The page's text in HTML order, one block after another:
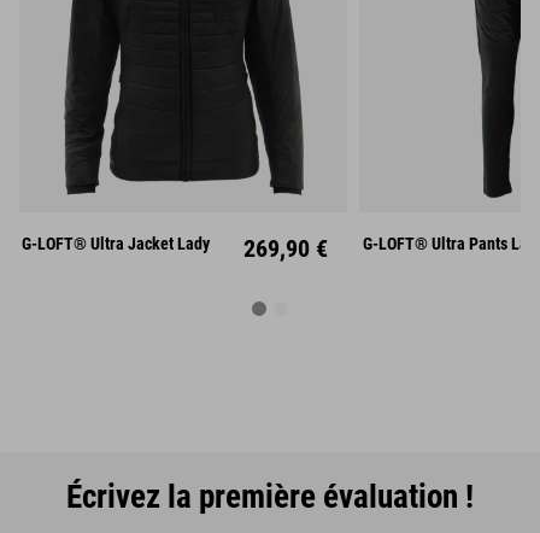
XS M
XL XXL
G-LOFT® Ultra Jacket Lady 269,90 € L
G-LOFT® Ultra Pants
Écrivez la première évaluation !